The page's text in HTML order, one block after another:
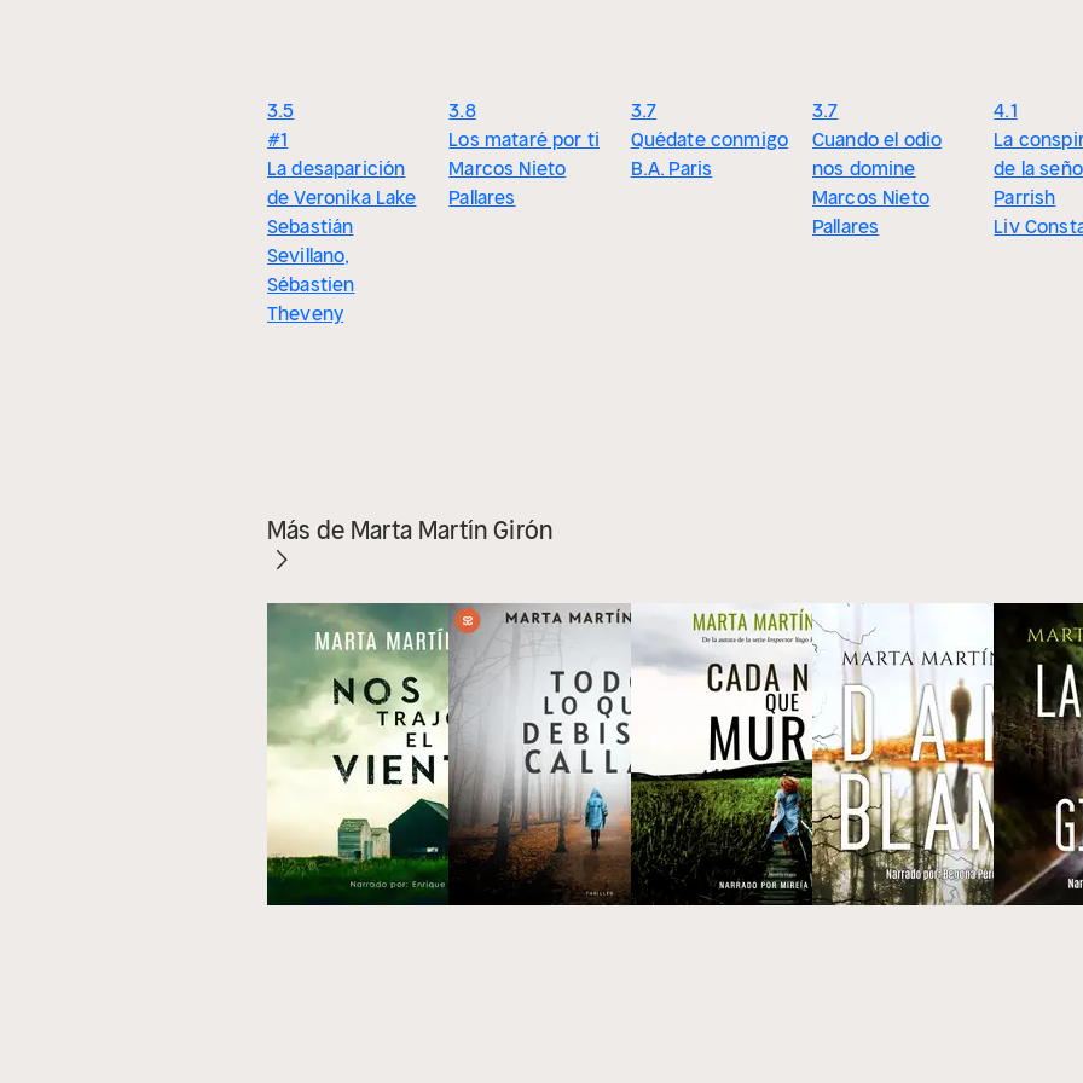
3.5
#1
La desaparición
de Veronika Lake
Sebastián
Sevillano,
Sébastien
Theveny
3.8
Los mataré por ti
Marcos Nieto
Pallares
3.7
Quédate conmigo
B.A. Paris
3.7
Cuando el odio
nos domine
Marcos Nieto
Pallares
4.1
La
de la
Parrish
Liv
Más de Marta Martín Girón